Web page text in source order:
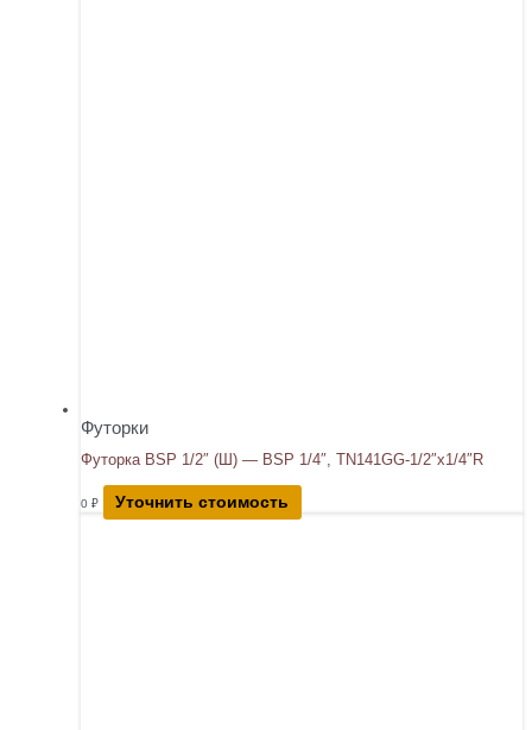
Футорки
Футорка BSP 1/2″ (Ш) — BSP 1/4″, TN141GG-1/2″x1/4″R
0 ₽ Уточнить стоимость